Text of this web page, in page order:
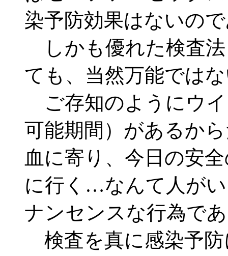
染予防効果はないの
しかも優れた検査
ても、当然万能では
ご存知のようにウ
可能期間）があるか
血に寄り、今日の安
に行く…なんて人が
ナンセンスな行為で
検査を真に感染予